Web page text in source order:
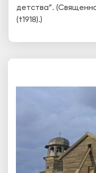
детства”.
(†1918).)